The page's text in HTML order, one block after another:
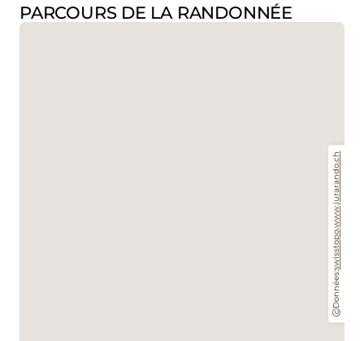
PARCOURS DE LA RANDONNÉE
Données:
swisstopo
www.jurarando.ch